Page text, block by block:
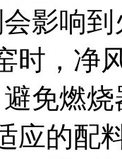
影响
时，净
免燃
应的配